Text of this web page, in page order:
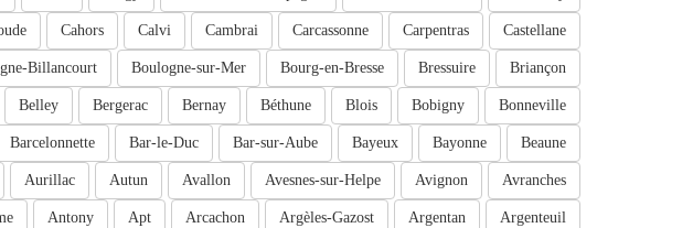
Castellane
Carpentras
Carcassonne
Cambrai
Calvi
Cahors
Briançon
Bressuire
Bourg-en-Bresse
Boulogne-sur-Mer
Billancourt
Bonneville
Bobigny
Blois
Béthune
Bernay
Bergerac
Belley
Beaune
Bayonne
Bayeux
Bar-sur-Aube
Bar-le-Duc
Barcelonnette
Avranches
Avignon
Avesnes-sur-Helpe
Avallon
Autun
Aurillac
Argenteuil
Argentan
Argèles-Gazost
Arcachon
Apt
Antony